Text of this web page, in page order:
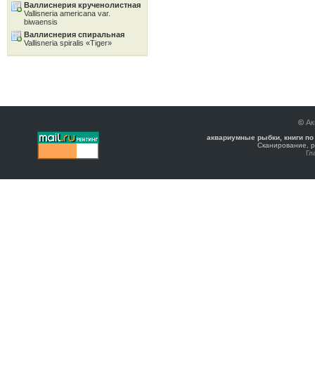
Валлиснерия крученолистная
Vallisneria americana var.
biwaensis
Валлиснерия спиральная
Vallisneria spiralis «Tiger»
©
аквариумные рыбки, книги
Сканирование,